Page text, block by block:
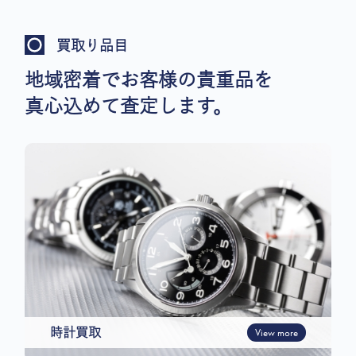
買取り品目
地域密着でお客様の貴重品を
真心込めて査定します。
時計買取 View more